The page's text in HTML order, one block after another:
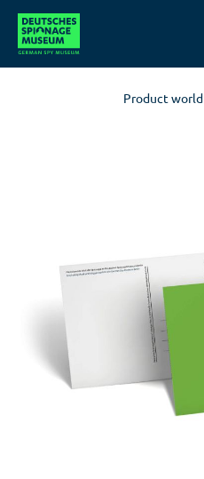
Product world